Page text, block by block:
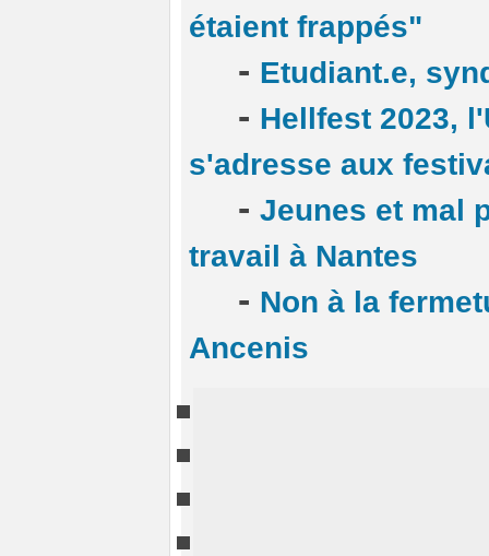
étaient frappés"
- Etudiant.e,
- Hellfest 2023,
s'adresse aux
- Jeunes et mal
travail à Nantes
- Non à la
Ancenis